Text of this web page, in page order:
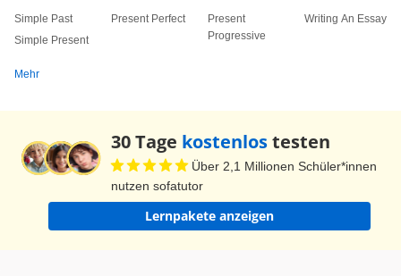
have some money! Can I borrow some? Of
Zeit mehr, aber ich hoffe die Übungen waren
hilfreich. Bis zum nächsten Mal! Tschüss.
Simple Past
Simple Present
Present Perfect
Present
Progressive
Writing An Essay
Mehr
30 Tage kostenlostesten
Über 2,1 Millionen Schüler*innen
nutzen sofatutor
Lernpakete anzeigen